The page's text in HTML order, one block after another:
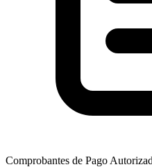
Comprobantes de Pago